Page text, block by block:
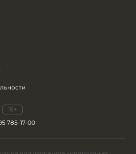
18+
785-17-00